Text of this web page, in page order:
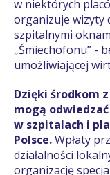
w niektórych
organizuje wizyty
szpitalnymi
„Śmiechofonu” -
umożliwiającej
Dzięki środkom
mogą
w szpitalach i
Polsce.Wpłaty
działalności
organizację